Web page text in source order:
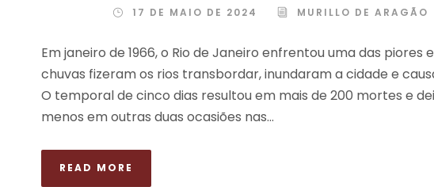
17 DE MAIO DE 2024 MURILLO DE ARAGÃO
Em janeiro de 1966, o Rio de Janeiro enfrentou uma das piores
chuvas fizeram os rios transbordar, inundaram a cidade e
O temporal de cinco dias resultou em mais de 200 mortes e
menos em outras duas ocasiões nas...
READ MORE